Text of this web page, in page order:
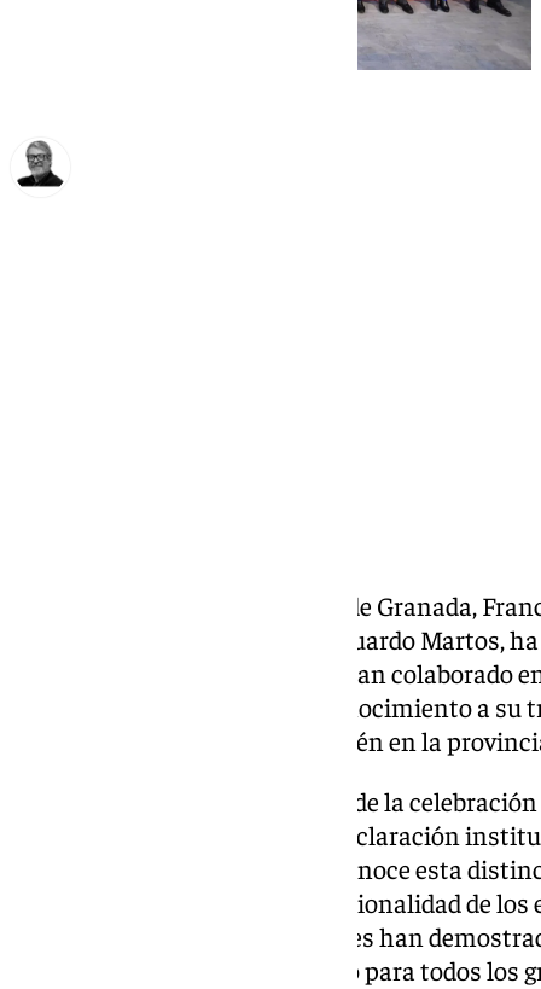
El presidente de la Diputación de Granada,
el diputado de Emergencias, Eduardo Martos,
personal de la institución que han colaborado
, para otorgarles un reconocimiento a su
Comunidad Valenciana y también en la
Este acto se ha realizado antes de la
en el que se ha aprobado una declaración
corporación provincial que reconoce esta
valor, el compromiso y la profesionalidad de
«nuestros bomberos provinciales han
servicio esencial, son un orgullo para todos los